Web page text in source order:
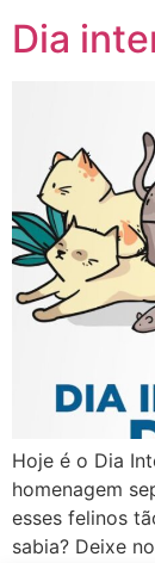
Dia
Hoje é o Dia
homenagem
esses felinos
sabia? Deixe